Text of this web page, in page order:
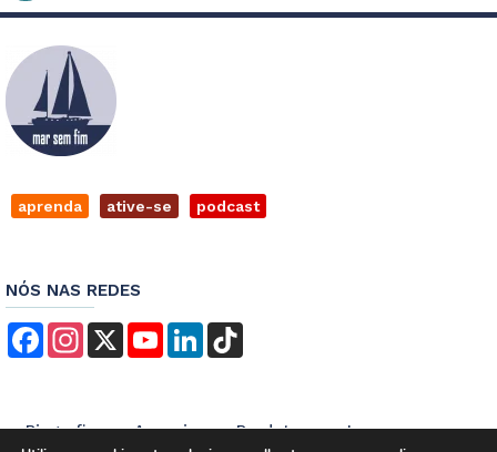
aprenda ative-se podcast
NÓS NAS REDES
FacebookInstagram
X YouTubeLinkedIn
Biografia Anuncie Produtos
Imprensa